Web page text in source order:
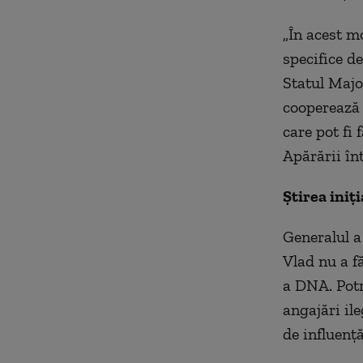
„În acest
specifice
Statul
care pot fi
Apărării
Știrea
Generalul
Vlad nu a
a DNA.
angajări
de